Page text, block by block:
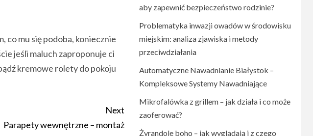
co mu się podoba, koniecznie
jeśli maluch zaproponuje ci
kremowe rolety do pokoju
Next
Parapety wewnętrzne – montaż
aby zapewnić bezpieczeństwo rodzinie?
Problematyka inwazji owadów w środowisku
miejskim: analiza zjawiska i metody
przeciwdziałania
Automatyczne Nawadnianie Białystok –
Kompleksowe Systemy Nawadniające
Mikrofalówka z grillem – jak działa i co może
zaoferować?
Żyrandole boho – jak wyglądają i z czego